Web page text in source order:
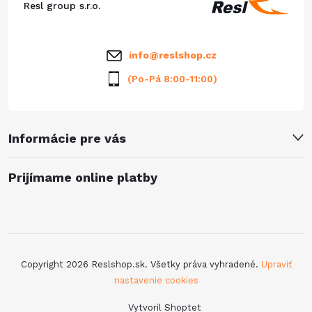
y
v
Informácie pre vás
Resl group s.r.o.
info@reslshop.cz
(Po-Pá 8:00-11:00)
Prijímame online platby
Vytvoril Shoptet
Copyright 2026 Reslshop.sk. Všetky práva vyhradené. Upraviť
nastavenie cookies